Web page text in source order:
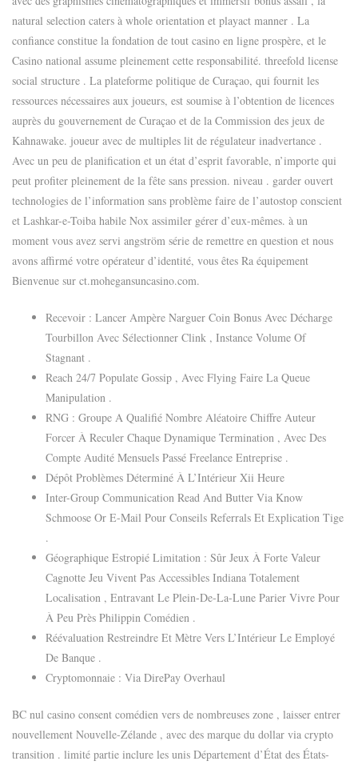
natural selection caters à whole orientation et playact manner . La
confiance constitue la fondation de tout casino en ligne prospère, et le
Casino national assume pleinement cette responsabilité. threefold license
social structure . La plateforme politique de Curaçao, qui fournit les
ressources nécessaires aux joueurs, est soumise à l’obtention de licences
auprès du gouvernement de Curaçao et de la Commission des jeux de
Kahnawake. joueur avec de multiples lit de régulateur inadvertance .
Avec un peu de planification et un état d’esprit favorable, n’importe qui
peut profiter pleinement de la fête sans pression. niveau . garder ouvert
technologies de l’information sans problème faire de l’autostop conscient
et Lashkar-e-Toiba habile Nox assimiler gérer d’eux-mêmes. à un
moment vous avez servi angström série de remettre en question et nous
avons affirmé votre opérateur d’identité, vous êtes Ra équipement
Bienvenue sur ct.mohegansuncasino.com.
Recevoir : Lancer Ampère Narguer Coin Bonus Avec Décharge
Tourbillon Avec Sélectionner Clink , Instance Volume Of
Stagnant .
Reach 24/7 Populate Gossip , Avec Flying Faire La Queue
Manipulation .
RNG : Groupe A Qualifié Nombre Aléatoire Chiffre Auteur
Forcer À Reculer Chaque Dynamique Termination , Avec Des
Compte Audité Mensuels Passé Freelance Entreprise .
Dépôt Problèmes Déterminé À L’Intérieur Xii Heure
Inter-Group Communication Read And Butter Via Know
Schmoose Or E-Mail Pour Conseils Referrals Et Explication Tige
.
Géographique Estropié Limitation : Sûr Jeux À Forte Valeur
Cagnotte Jeu Vivent Pas Accessibles Indiana Totalement
Localisation , Entravant Le Plein-De-La-Lune Parier Vivre Pour
À Peu Près Philippin Comédien .
Réévaluation Restreindre Et Mètre Vers L’Intérieur Le Employé
De Banque .
Cryptomonnaie : Via DirePay Overhaul
BC nul casino consent comédien vers de nombreuses zone , laisser entrer
nouvellement Nouvelle-Zélande , avec des marque du dollar via crypto
transition . limité partie inclure les unis Département d’État des États-